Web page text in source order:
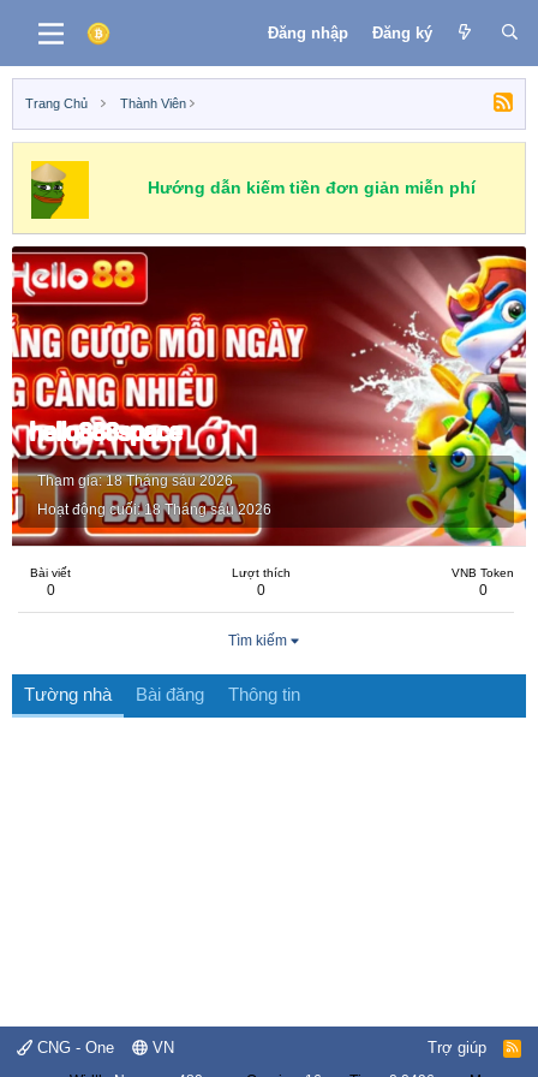
Đăng nhập Đăng ký
Trang Chủ Thành Viên
Hướng dẫn kiếm tiền đơn giản miễn phí
hello888space
Tham gia 18 Tháng sáu 2026
Hoạt động cuối 18 Tháng sáu 2026
Bài viết
0
Lượt thích
0
VNB Token
0
Tìm kiếm
Tường nhà Bài đăng Thông tin
CNG - One VN Trợ giúp
R